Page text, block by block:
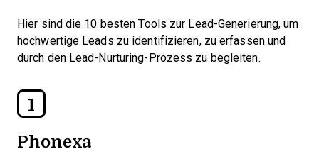
Hier sind die 10 besten Tools zur Lead-Generierung, um
hochwertige Leads zu identifizieren, zu erfassen und
durch den Lead-Nurturing-Prozess zu begleiten.
1
Phonexa